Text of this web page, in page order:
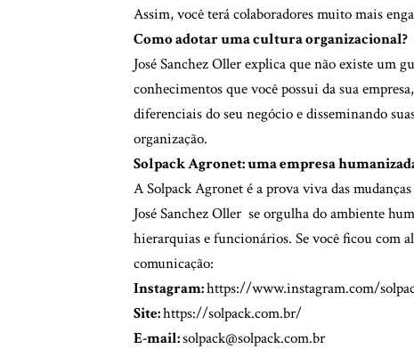
Assim, você terá colaboradores muito mais
Como adotar uma cultura organizacional?
José Sanchez Oller explica que não existe um
conhecimentos que você possui da sua
diferenciais do seu negócio e disseminando
organização.
Solpack Agronet: uma empresa
A Solpack Agronet é a prova viva das
José Sanchez Oller se orgulha do ambiente
hierarquias e funcionários. Se você ficou com
comunicação:
Instagram:https://www.instagram.com/
Site:https://solpack.com.br/
E-mail:solpack@solpack.com.br